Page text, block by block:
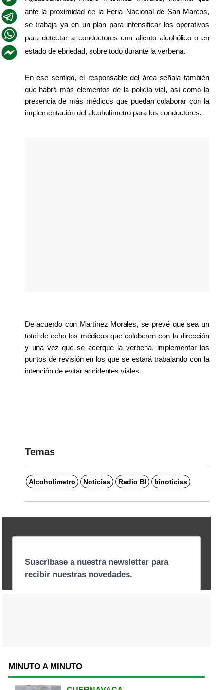
ante la proximidad de la Feria Nacional de San Marcos,
se trabaja ya en un plan para intensificar los operativos
para detectar a conductores con aliento alcohólico o en
estado de ebriedad, sobre todo durante la verbena.
En ese sentido, el responsable del área señala también
que habrá más elementos de la policía vial, así como la
presencia de más médicos que puedan colaborar con la
implementación del alcoholímetro para los conductores.
De acuerdo con Martínez Morales, se prevé que sea un
total de ocho los médicos que colaboren con la dirección
y una vez que se acerque la verbena, implementar los
puntos de revisión en los que se estará trabajando con la
intención de evitar accidentes viales.
Temas
Alcoholímetro Noticias Radio BI binoticias
MINUTO A MINUTO